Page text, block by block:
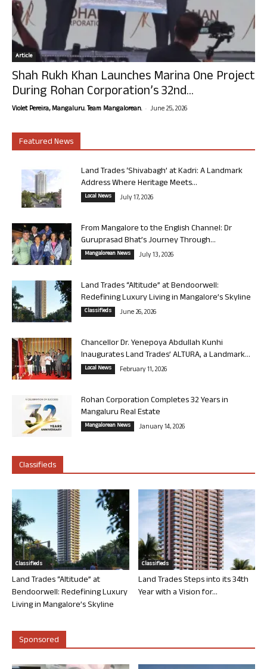
Article
Shah Rukh Khan Launches Marina One Project
During Rohan Corporation’s 32nd...
Violet Pereira, Mangaluru. Team Mangalorean. - June 25, 2026
Featured News
Land Trades ‘Shivabagh’ at Kadri: A Landmark
Address Where Heritage Meets...
Local News July 17, 2026
From Mangalore to the English Channel: Dr
Guruprasad Bhat’s Journey Through...
Mangalorean News July 13, 2026
Land Trades “Altitude” at Bendoorwell:
Redefining Luxury Living in Mangalore’s Skyline
Classifieds June 26, 2026
Chancellor Dr. Yenepoya Abdullah Kunhi
Inaugurates Land Trades’ ALTURA, a Landmark...
Local News February 11, 2026
Rohan Corporation Completes 32 Years in
Mangaluru Real Estate
Mangalorean News January 14, 2026
Classifieds
Classifieds
Land Trades “Altitude” at
Bendoorwell: Redefining Luxury
Living in Mangalore’s Skyline
Classifieds
Land Trades Steps into its 34th
Year with a Vision for...
Sponsored